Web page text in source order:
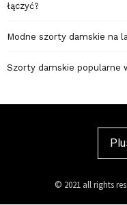
łączyć?
Modne szorty damskie na
Szorty damskie popularne
© 2021 all rights